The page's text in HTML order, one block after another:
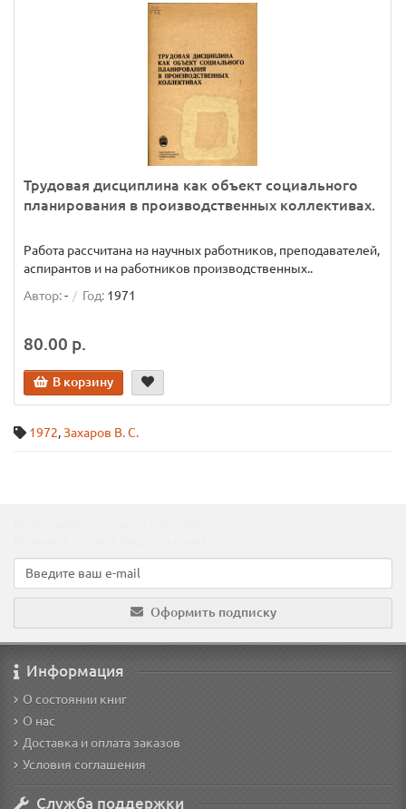
Трудовая дисциплина как объект социального
планирования в производственных коллективах.
Работа рассчитана на научных работников, преподавателей,
аспирантов и на работников производственных..
Автор:- Год: 1971
80.00 р.
В корзину
1972,Захаров В. С.
Оформить подписку
Информация
О состоянии книг
О нас
Доставка и оплата заказов
Условия соглашения
Служба поддержки